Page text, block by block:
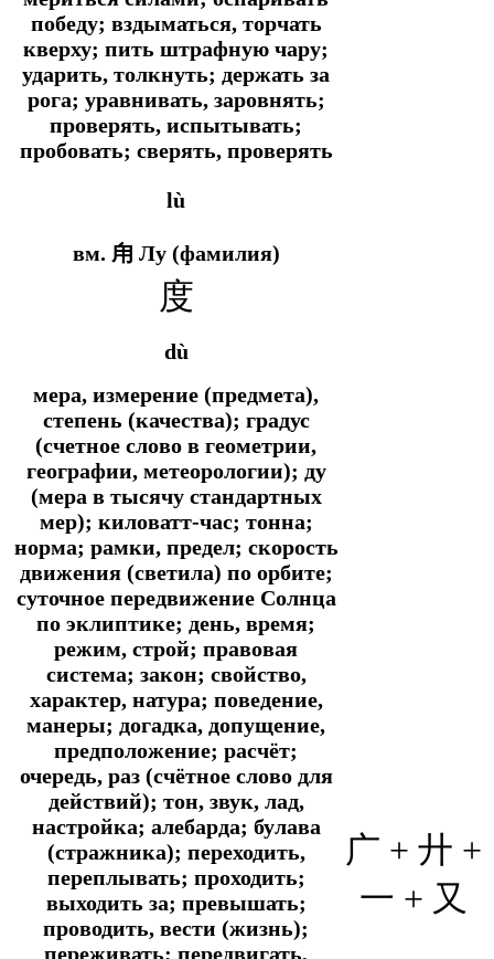
победу; вздыматься, торчать
кверху; пить штрафную чару;
ударить, толкнуть; держать за
рога; уравнивать, заровнять;
проверять, испытывать;
пробовать; сверять, проверять
lù
вм. 甪 Лу (фамилия)
度
dù
мера, измерение (предмета),
степень (качества); градус
(счетное слово в геометрии,
географии, метеорологии); ду
(мера в тысячу стандартных
мер); киловатт-час; тонна;
норма; рамки, предел; скорость
движения (светила) по орбите;
суточное передвижение Солнца
по эклиптике; день, время;
режим, строй; правовая
система; закон; свойство,
характер, натура; поведение,
манеры; догадка, допущение,
предположение; расчёт;
очередь, раз (счётное слово для
действий); тон, звук, лад,
настройка; алебарда; булава
(стражника); переходить,
переплывать; проходить;
выходить за; превышать;
проводить, вести (жизнь);
переживать; передвигать,
广 + 廾 +
一 + 又